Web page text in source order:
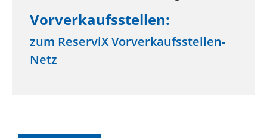
Vorverkaufsstellen:
zum ReserviX Vorverkaufsstellen-
Netz